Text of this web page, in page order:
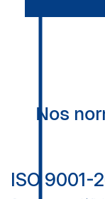
Nos
ISO 9001-